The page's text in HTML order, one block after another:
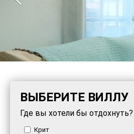
ВЫБЕРИТЕ ВИЛЛУ
Где вы хотели бы отдохнуть?
Крит